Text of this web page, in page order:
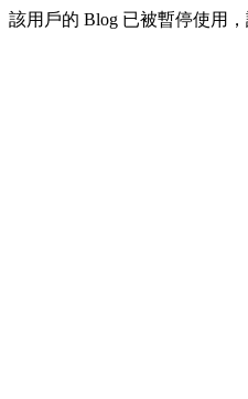
該用戶的 Blog 已被暫停使用，